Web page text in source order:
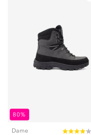
80%
Dame